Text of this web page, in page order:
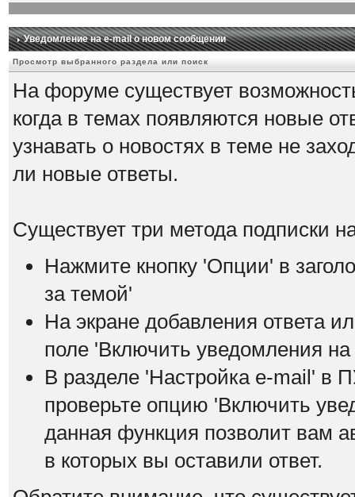
Уведомление на е-mail о новом сообщении
Просмотр выбранного раздела или поиск
На форуме существует
когда в темах появляются новые
узнавать о новостях в теме не
ли новые ответы.
Существует три метода подписки
Нажмите кнопку 'Опции' в
за темой'
На экране добавления ответа
поле 'Включить уведомления на
В разделе 'Настройка е-mail' в
проверьте опцию 'Включить
данная функция позволит вам
в которых вы оставили ответ.